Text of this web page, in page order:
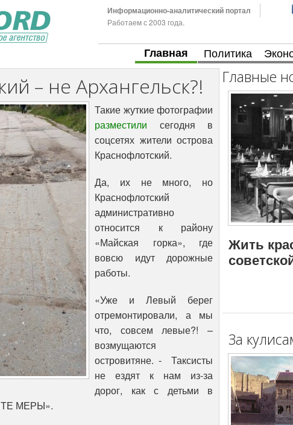
Информационно-аналитический портал
Работаем с 2003 года.
Главная Политика
– не Архангельск?!
Такие жуткие фотографии
разместили сегодня в
соцсетях жители острова
Краснофлотский.
Да, их не много, но
Краснофлотский
административно
относится к району
«Майская горка», где
вовсю идут дорожные
работы.
«Уже и Левый берег
отремонтировали, а мы
что, совсем левые?! –
возмущаются
островитяне. - Таксисты
не ездят к нам из-за
дорог, как с детьми в
МЕРЫ».
Главные
Жить
За